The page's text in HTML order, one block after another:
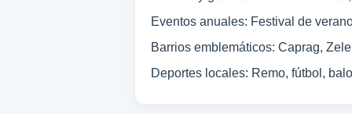
Eventos anuales: Festival de
Barrios emblemáticos: Caprag,
Deportes locales: Remo, fútbol,